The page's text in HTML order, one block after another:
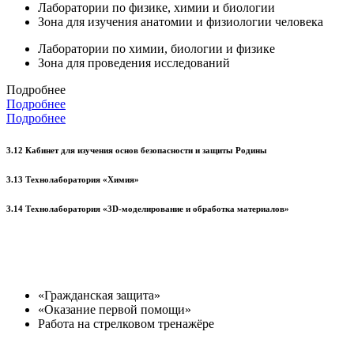
Лаборатории по физике, химии и биологии
Зона для изучения анатомии и физиологии человека
Лаборатории по химии, биологии и физике
Зона для проведения исследований
Подробнее
Подробнее
Подробнее
3.12 Кабинет для изучения основ безопасности и защиты Родины
3.13 Технолаборатория «Химия»
3.14 Технолаборатория «3D-моделирование и обработка материалов»
«Гражданская защита»
«Оказание первой помощи»
Работа на стрелковом тренажёре